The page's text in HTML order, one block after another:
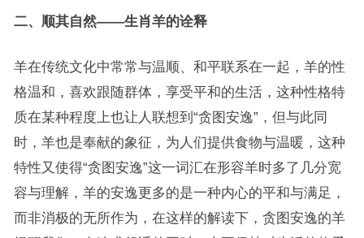
二、顺其自然——生肖羊的诠释
羊在传统文化中常常与温顺、和平联系在一起，羊的性
格温和，喜欢跟随群体，享受平和的生活，这种性格特
质在某种程度上也让人联想到“贪图安逸”，但与此同
时，羊也是奉献的象征，为人们提供食物与温暖，这种
特性又使得“贪图安逸”这一词汇在形容羊时多了几分宽
容与理解，羊的安逸更多的是一种内心的平和与满足，
而非消极的无所作为，在这样的解读下，贪图安逸的羊